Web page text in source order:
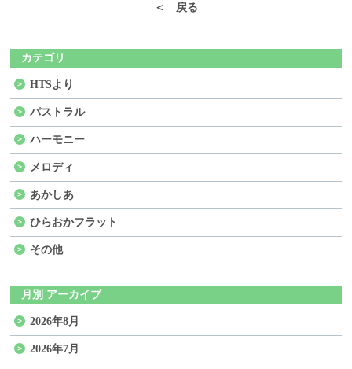
＜ 戻る
カテゴリ
HTSより
パストラル
ハーモニー
メロディ
あかしあ
ひらおかフラット
その他
月別 アーカイブ
2026年8月
2026年7月